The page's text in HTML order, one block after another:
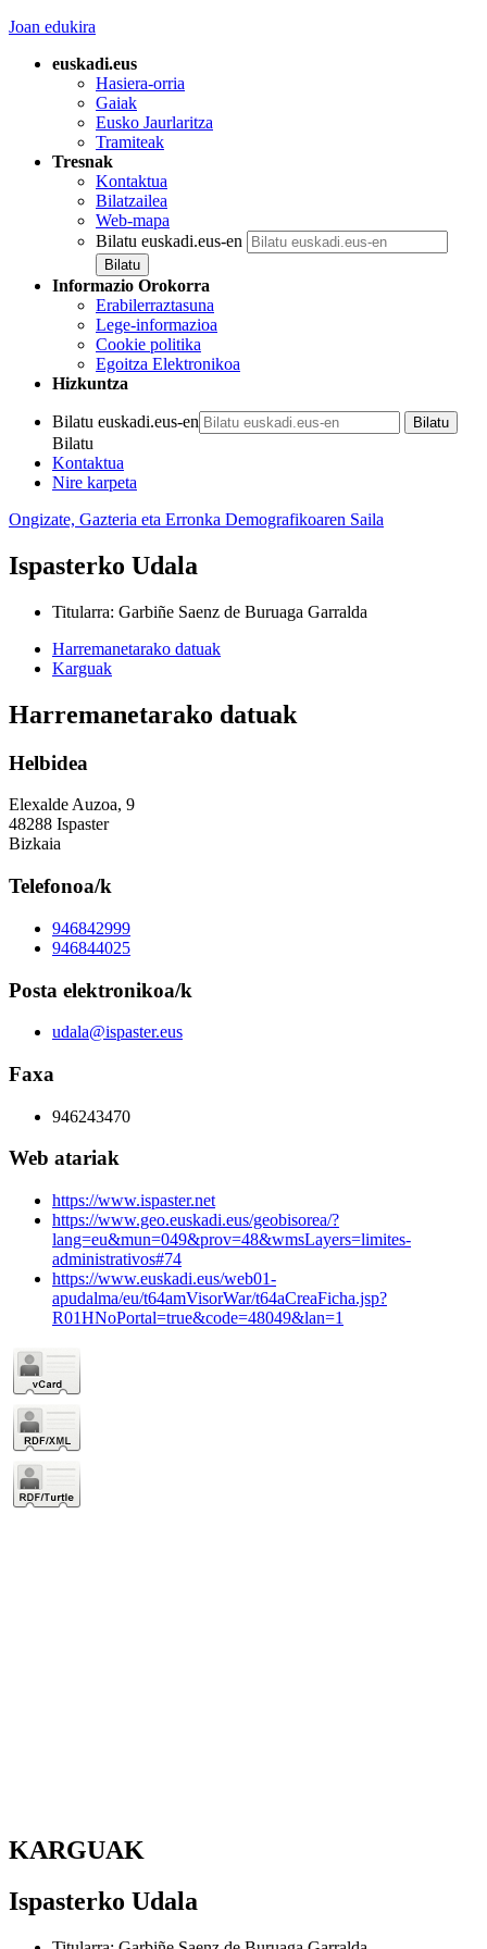
Joan edukira
euskadi.eus
Hasiera-orria
Gaiak
Eusko Jaurlaritza
Tramiteak
Tresnak
Kontaktua
Bilatzailea
Web-mapa
Bilatu euskadi.eus-en
Informazio Orokorra
Erabilerraztasuna
Lege-informazioa
Cookie politika
Egoitza Elektronikoa
Hizkuntza
Bilatu euskadi.eus-en
Bilatu
Kontaktua
Nire karpeta
Ongizate, Gazteria eta Erronka Demografikoaren Saila
Ispasterko Udala
Titularra: Garbiñe Saenz de Buruaga Garralda
Harremanetarako datuak
Karguak
Harremanetarako datuak
Helbidea
Elexalde Auzoa, 9
48288 Ispaster
Bizkaia
Telefonoa/k
946842999
946844025
Posta elektronikoa/k
udala@ispaster.eus
Faxa
946243470
Web atariak
https://www.ispaster.net
https://www.geo.euskadi.eus/geobisorea/?
lang=eu&mun=049&prov=48&wmsLayers=limites-
administrativos#74
https://www.euskadi.eus/web01-
apudalma/eu/t64amVisorWar/t64aCreaFicha.jsp?
R01HNoPortal=true&code=48049&lan=1
KARGUAK
Ispasterko Udala